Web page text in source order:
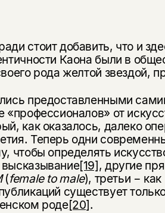
стоит добавить, что и
Каона были в
рода желтой звездой,
предоставленными
«профессионалов» от
как оказалось, далеко
Теперь одни
чтобы определять
[19], другие
(female to male), третьи −
существует
роде[20].